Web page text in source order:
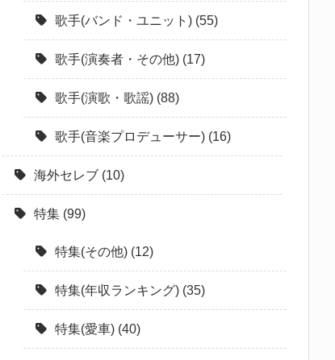
歌手(バンド・ユニット) (55)
歌手(演奏者・その他) (17)
歌手(演歌・歌謡) (88)
歌手(音楽プロデューサー) (16)
海外セレブ (10)
特集 (99)
特集(その他) (12)
特集(年収ランキング) (35)
特集(愛車) (40)